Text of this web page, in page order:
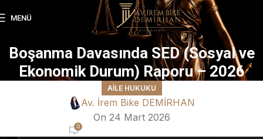
MENÜ
Boşanma Davasında SED (Sosyal ve
Ekonomik Durum) Raporu – 2026
AILE HUKUKU
Av. İrem Bike DEMİRHAN
On 24 Mart 2026
0